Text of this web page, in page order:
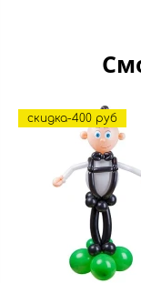
скидка-400 руб